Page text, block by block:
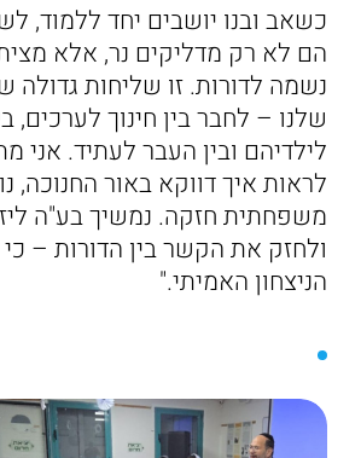
כשאב ובנו יושבים יחד ללמוד,
הם לא רק מדליקים נר, אלא
נשמה לדורות. זו שליחות
שלנו – לחבר בין חינוך לערכים,
לילדיהם ובין העבר לעתיד. אני
לראות איך דווקא באור החנוכה,
משפחתית חזקה. נמשיך בע"ה
ולחזק את הקשר בין הדורות –
הניצחון האמיתי."